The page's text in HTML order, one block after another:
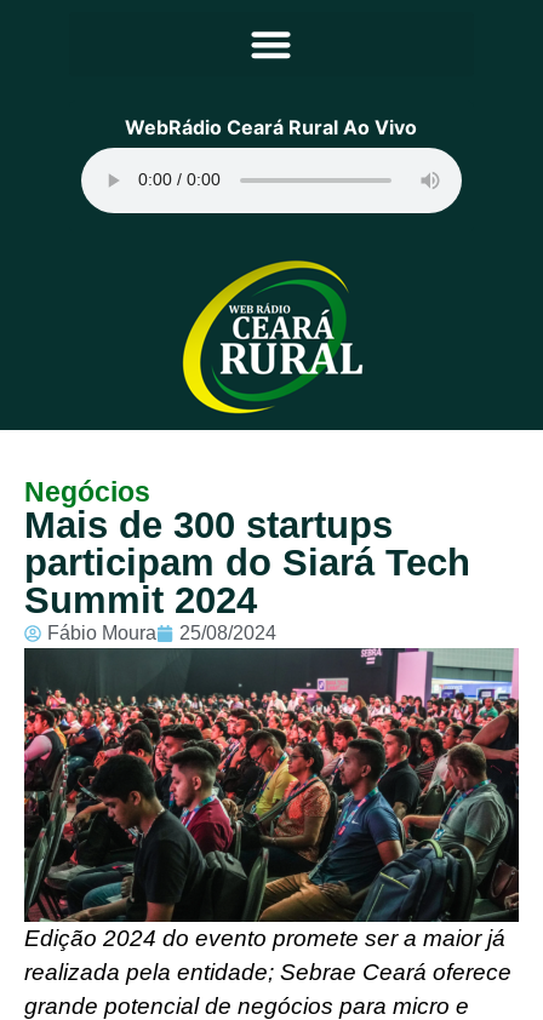
Principal
Programação
Equipe
Contato
Sobre
WebRádio Ceará Rural Ao Vivo
Negócios
Mais de 300 startups
participam do Siará Tech
Summit 2024
Fábio Moura 25/08/2024
Edição 2024 do evento promete ser a maior já
realizada pela entidade; Sebrae Ceará oferece
grande potencial de negócios para micro e